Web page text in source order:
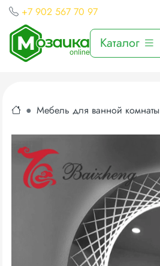
+7 902 567 70 97
Каталог
Мебель для ванной комнаты